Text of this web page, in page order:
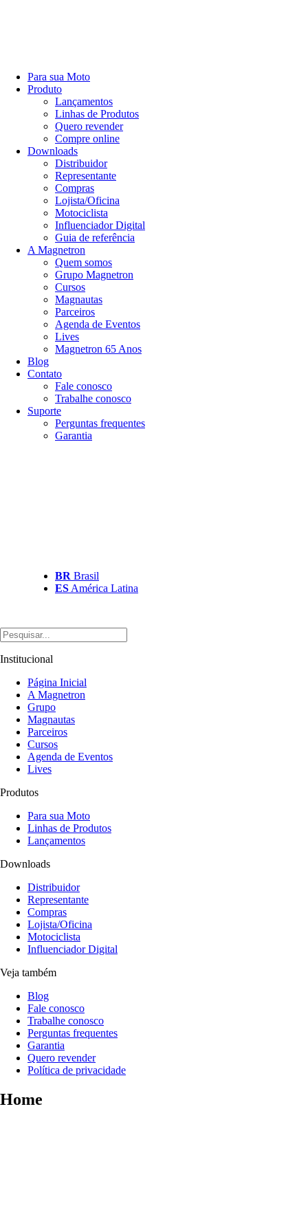
Para sua Moto
Produto
Lançamentos
Linhas de Produtos
Quero revender
Compre online
Downloads
Distribuidor
Representante
Compras
Lojista/Oficina
Motociclista
Influenciador Digital
Guia de referência
A Magnetron
Quem somos
Grupo Magnetron
Cursos
Magnautas
Parceiros
Agenda de Eventos
Lives
Magnetron 65 Anos
Blog
Contato
Fale conosco
Trabalhe conosco
Suporte
Perguntas frequentes
Garantia
BR Brasil
ES América Latina
Institucional
Página Inicial
A Magnetron
Grupo
Magnautas
Parceiros
Cursos
Agenda de Eventos
Lives
Produtos
Para sua Moto
Linhas de Produtos
Lançamentos
Downloads
Distribuidor
Representante
Compras
Lojista/Oficina
Motociclista
Influenciador Digital
Veja também
Blog
Fale conosco
Trabalhe conosco
Perguntas frequentes
Garantia
Quero revender
Política de privacidade
Home